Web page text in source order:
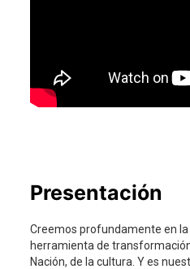
Presentación
Creemos profundamente en
herramienta de
Nación, de la cultura. Y es